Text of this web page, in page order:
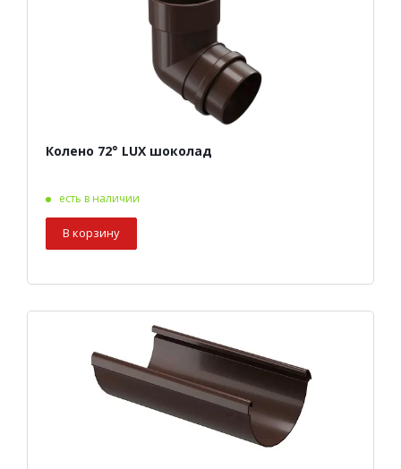
Колено 72° LUX шоколад
есть в наличии
В корзину